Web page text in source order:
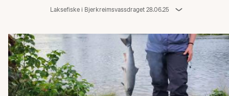
Laksefiske i Bjerkreimsvassdraget 28.06.25